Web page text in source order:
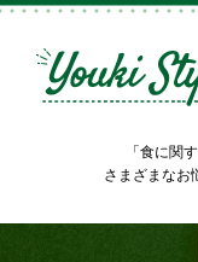
「食に関
さまざまなお